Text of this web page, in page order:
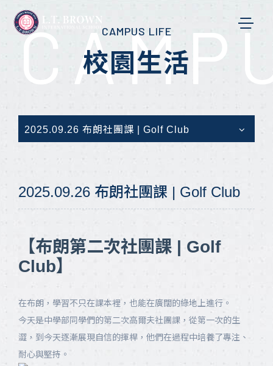
CAMPUS LIFE
校園生活
2025.09.26 布朗社團課 | Golf Club
2025.09.26 布朗社團課 | Golf Club
【布朗第二次社團課 | Golf
Club】
在布朗，學習不只在課本裡，也能在廣闊的綠地上進行。
今天是中學部同學們的第二次高爾夫社團課，從第一次的生
澀，到今天逐漸展現自信的揮桿，他們在過程中培養了專注、
耐心與堅持。